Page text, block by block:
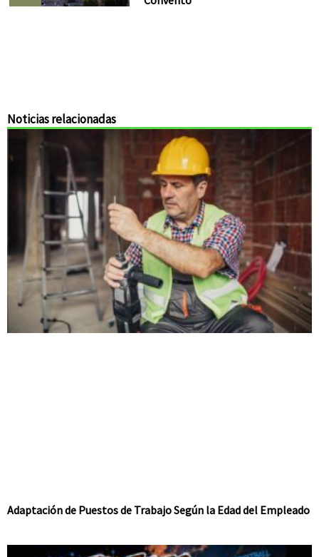
Noticias relacionadas
Adaptación de Puestos de Trabajo Según la Edad del Empleado